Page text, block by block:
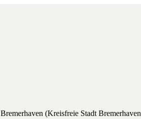
Bremerhaven (Kreisfreie Stadt Bremerhaven